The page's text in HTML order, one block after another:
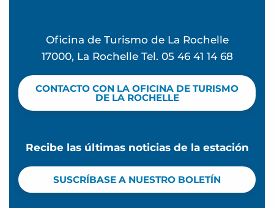
Oficina de Turismo de La Rochelle
17000, La Rochelle Tel. 05 46 41 14 68
CONTACTO CON LA OFICINA DE TURISMO
DE LA ROCHELLE
Recibe las últimas noticias de la estación
SUSCRÍBASE A NUESTRO BOLETÍN